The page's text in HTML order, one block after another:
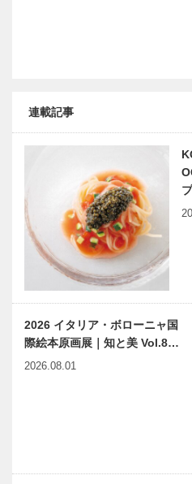
連載記事
2026 イタリア・ボローニャ国
際絵本原画展｜知と美 Vol.8…
2026.08.01